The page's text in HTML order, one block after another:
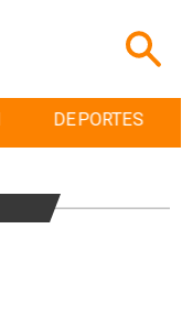
DEPORTES